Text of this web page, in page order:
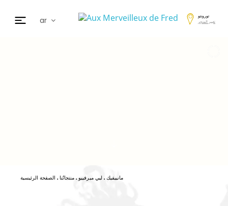
ar
تورونتو
تغيير المتجر
الصفحة الرئيسية منتجاتُنا ليي ميرفييو مانييفيك